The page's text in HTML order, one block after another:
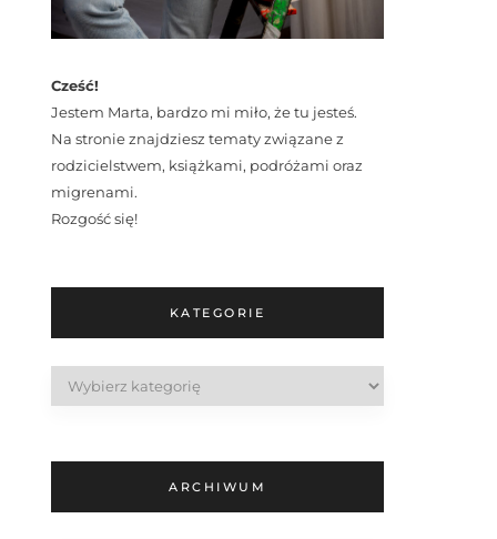
Cześć!
Jestem Marta, bardzo mi miło, że tu jesteś.
Na stronie znajdziesz tematy związane z
rodzicielstwem, książkami, podróżami oraz
migrenami.
Rozgość się!
KATEGORIE
ARCHIWUM